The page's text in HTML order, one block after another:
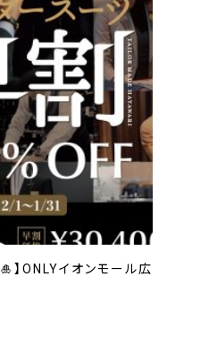
】ONLYイオンモール広